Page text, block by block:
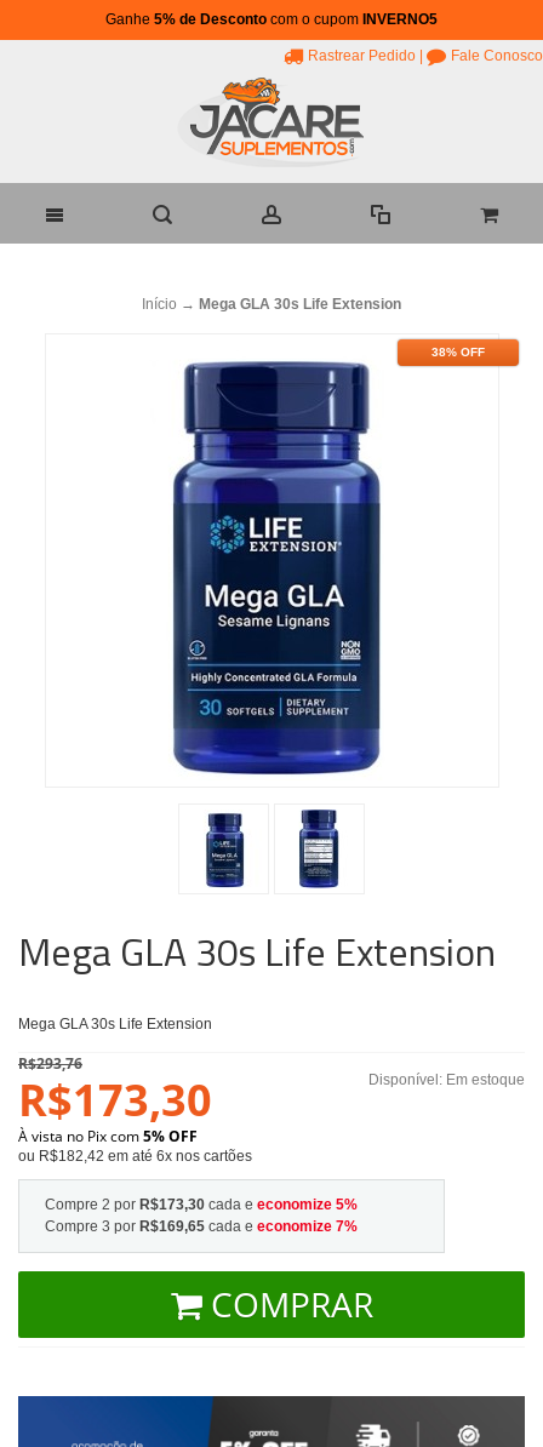
Ganhe 5% de Desconto com o cupom INVERNO5
Rastrear Pedido Fale Conosco
Início → Mega GLA 30s Life Extension
38% OFF
Mega GLA 30s Life Extension
Mega GLA 30s Life Extension
Disponível: Em estoque
R$293,76
R$173,30
À vista no Pix com5% OFF
ou R$182,42 em até 6x nos cartões
Compre 2 por R$173,30 cada e economize 5%
Compre 3 por R$169,65 cada e economize 7%
COMPRAR